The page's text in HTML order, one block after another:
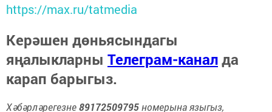
https://max.ru/tatmedia
Керәшен дөньясындагы
яңалыкларны Телеграм-каналда
карап барыгыз.
Хәбәрләрегезне89172509795номерына языгыз,